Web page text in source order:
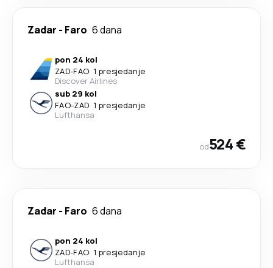
Zadar - Faro 6 dana
pon 24 kol
ZAD-FAO· 1 presjedanje
Discover Airlines
sub 29 kol
FAO-ZAD· 1 presjedanje
Lufthansa
od524 €
Zadar - Faro 6 dana
pon 24 kol
ZAD-FAO· 1 presjedanje
Lufthansa